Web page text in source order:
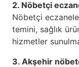
2. Nöbetçi
Nöbetçi
temini, sağlık
hizmetler
3. Akşehir